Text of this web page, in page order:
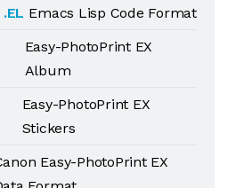
Emacs Lisp Code Format
Easy-PhotoPrint EX
Album
Easy-PhotoPrint EX
Stickers
Easy-PhotoPrint EX